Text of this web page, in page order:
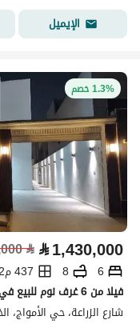
الإيميل
1.3% خصم
⃁1,430,000
⃁
6
8
437 م2
فيلا من 6 غرف نوم للبيع في الأمواج
شارع الزراعة، حي الأمواج،